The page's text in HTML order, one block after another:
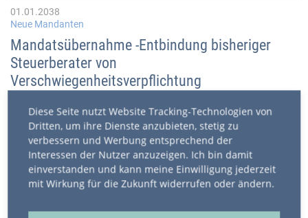
01.01.2038
Neue Mandanten
Mandatsübernahme -Entbindung bisheriger
Steuerberater von
Verschwiegenheitsverpflichtung
17.04.2026
Beratung
Datev-Zugang mit Benutzerkonto verknüpfen -
nur so bleibt der Onlinezugang erhalten
Diese Seite nutzt Website Tracking-Technologien von
Dritten, um ihre Dienste anzubieten, stetig zu
verbessern und Werbung entsprechend der
Interessen der Nutzer anzuzeigen. Ich bin damit
einverstanden und kann meine Einwilligung jederzeit
mit Wirkung für die Zukunft widerrufen oder ändern.